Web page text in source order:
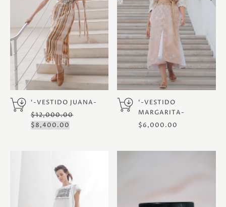
‘-VESTIDO JUANA-
$12,000.00
ORIGINAL
$8,400.00
‘-VESTIDO
MARGARITA-
$6,000.00